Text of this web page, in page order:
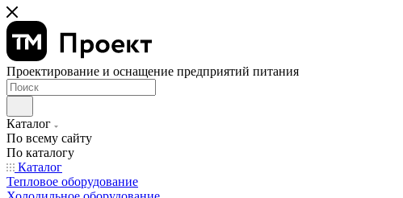
Проектирование и оснащение предприятий питания
Каталог
По всему сайту
По каталогу
Каталог
Тепловое оборудование